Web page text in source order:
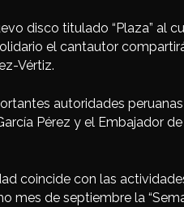
disco titulado “Plaza” al
el cantautor
Vértiz.
autoridades
Pérez y el Embajador
coincide con las
mes de septiembre la